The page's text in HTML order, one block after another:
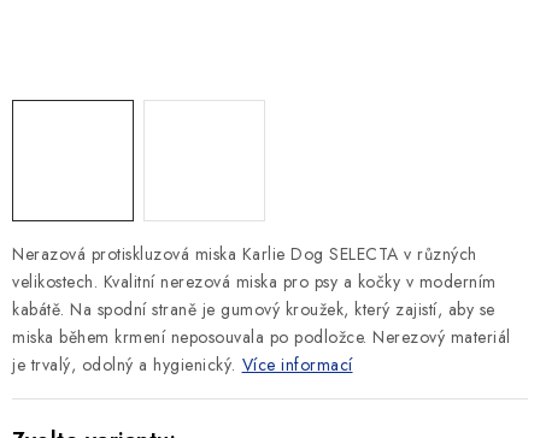
Podmínky ochrany osobních údajů
Nerazová protiskluzová miska Karlie Dog SELECTA v různých
velikostech. Kvalitní nerezová miska pro psy a kočky v moderním
kabátě. Na spodní straně je gumový kroužek, který zajistí, aby se
miska během krmení neposouvala po podložce. Nerezový materiál
je trvalý, odolný a hygienický. Více informací